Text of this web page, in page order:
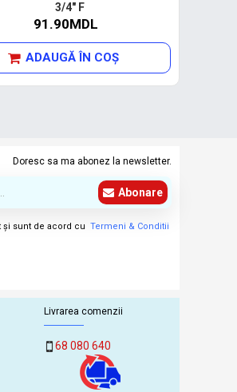
3/4" F
91.90MDL
ADAUGĂ ÎN COŞ
Doresc sa ma abonez la newsletter.
Abonare
şi sunt de acord cu Termeni & Conditii
Livrarea comenzii
68 080 640